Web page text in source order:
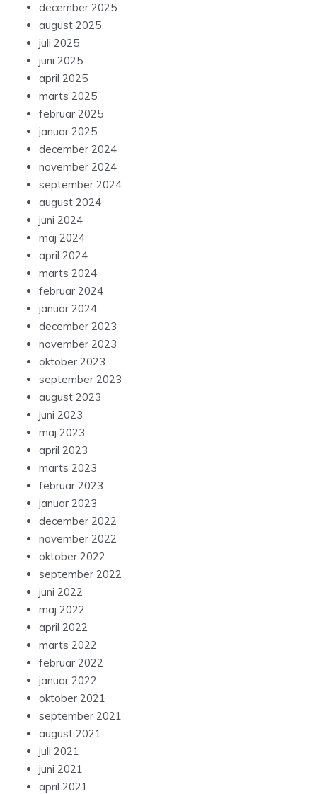
december 2025
august 2025
juli 2025
juni 2025
april 2025
marts 2025
februar 2025
januar 2025
december 2024
november 2024
september 2024
august 2024
juni 2024
maj 2024
april 2024
marts 2024
februar 2024
januar 2024
december 2023
november 2023
oktober 2023
september 2023
august 2023
juni 2023
maj 2023
april 2023
marts 2023
februar 2023
januar 2023
december 2022
november 2022
oktober 2022
september 2022
juni 2022
maj 2022
april 2022
marts 2022
februar 2022
januar 2022
oktober 2021
september 2021
august 2021
juli 2021
juni 2021
april 2021